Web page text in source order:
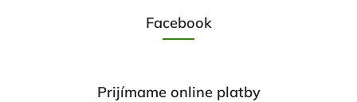
Facebook
Prijímame online platby